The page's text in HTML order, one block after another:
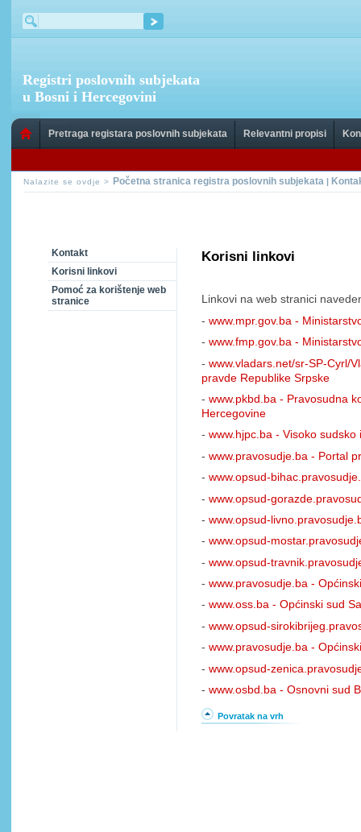
Registri poslovnih subjekata
u Bosni i Hercegovini
Pretraga registara poslovnih subjekata Relevantni propisi
Nalazite se ovdje > Početna stranica registra poslovnih subjekata |
Kontakt
Korisni linkovi
Pomoć za korištenje web
stranice
Korisni linkovi
Linkovi na web stranici
- www.mpr.gov.ba -
- www.fmp.gov.ba -
- www.vladars.net/sr-SP-Cyrl/
pravde Republike Srpske
- www.pkbd.ba - Pravosudna
Hercegovine
- www.hjpc.ba - Visoko
- www.pravosudje.ba - Portal
- www.opsud-
- www.opsud-
- www.opsud-
- www.opsud-
- www.opsud-
- www.pravosudje.ba -
- www.oss.ba - Općinski sud
- www.opsud-
- www.pravosudje.ba -
- www.opsud-
- www.osbd.ba - Osnovni sud
Povratak na vrh